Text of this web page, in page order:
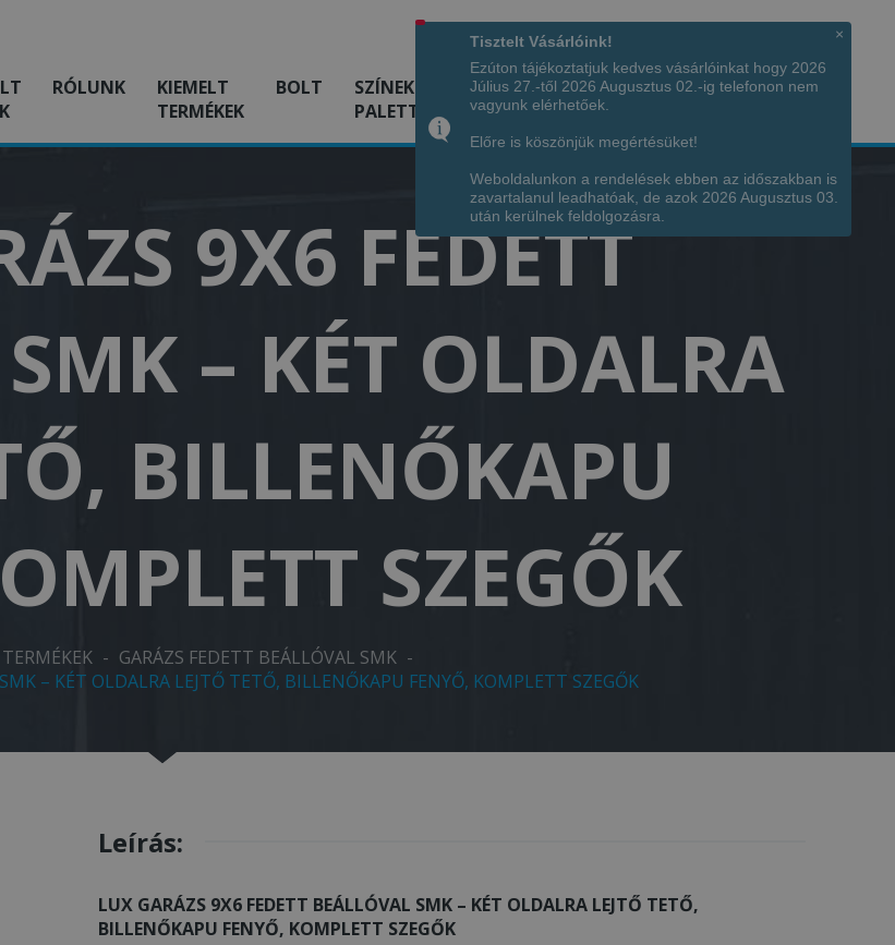
Hívjon minket!
RÓLUNK
KIEMELT
TERMÉKEK
BOLT
SZÍNEK
PALETTÁJA
KÉPGALÉRIA INFÓ ELÉRHETŐSÉG
9X6 FEDETT
– KÉT OLDALRA
BILLENŐKAPU
SZEGŐK
TERMÉKEK - GARÁZS FEDETT BEÁLLÓVAL SMK -
– KÉT OLDALRA LEJTŐ TETŐ, BILLENŐKAPU FENYŐ, KOMPLETT SZEGŐK
Leírás:
LUX GARÁZS 9X6 FEDETT BEÁLLÓVAL SMK – KÉT OLDALRA LEJTŐ TETŐ,
BILLENŐKAPU FENYŐ, KOMPLETT SZEGŐK
×
Tisztelt Vásárlóink!
Ezúton tájékoztatjuk kedves vásárlóinkat hogy 2026
Július 27.-től 2026 Augusztus 02.-ig telefonon nem
vagyunk elérhetőek.
Előre is köszönjük megértésüket!
Weboldalunkon a rendelések ebben az időszakban is
zavartalanul leadhatóak, de azok 2026 Augusztus 03.
után kerülnek feldolgozásra.